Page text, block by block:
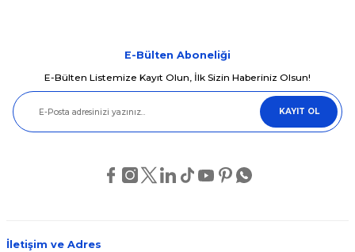
E-Bülten Aboneliği
E-Bülten Listemize Kayıt Olun, İlk Sizin Haberiniz Olsun!
KAYIT OL
İletişim ve Adres